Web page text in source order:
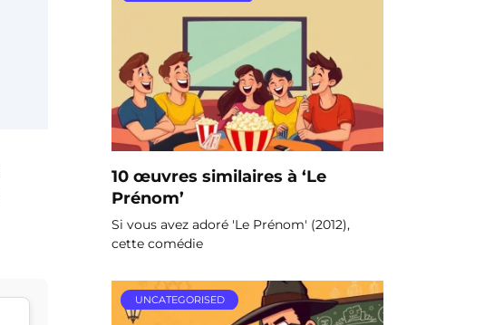
10 œuvres similaires à ‘Le
Prénom’
Si vous avez adoré 'Le Prénom' (2012),
cette comédie
UNCATEGORISED